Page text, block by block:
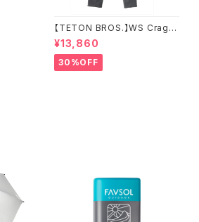
【TETON BROS.】WS Crag P
ant
¥13,860
30%OFF